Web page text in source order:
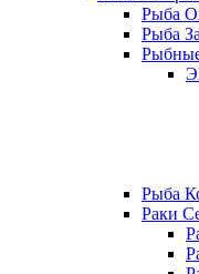
Рыба
Рыба
Рыба
Раки